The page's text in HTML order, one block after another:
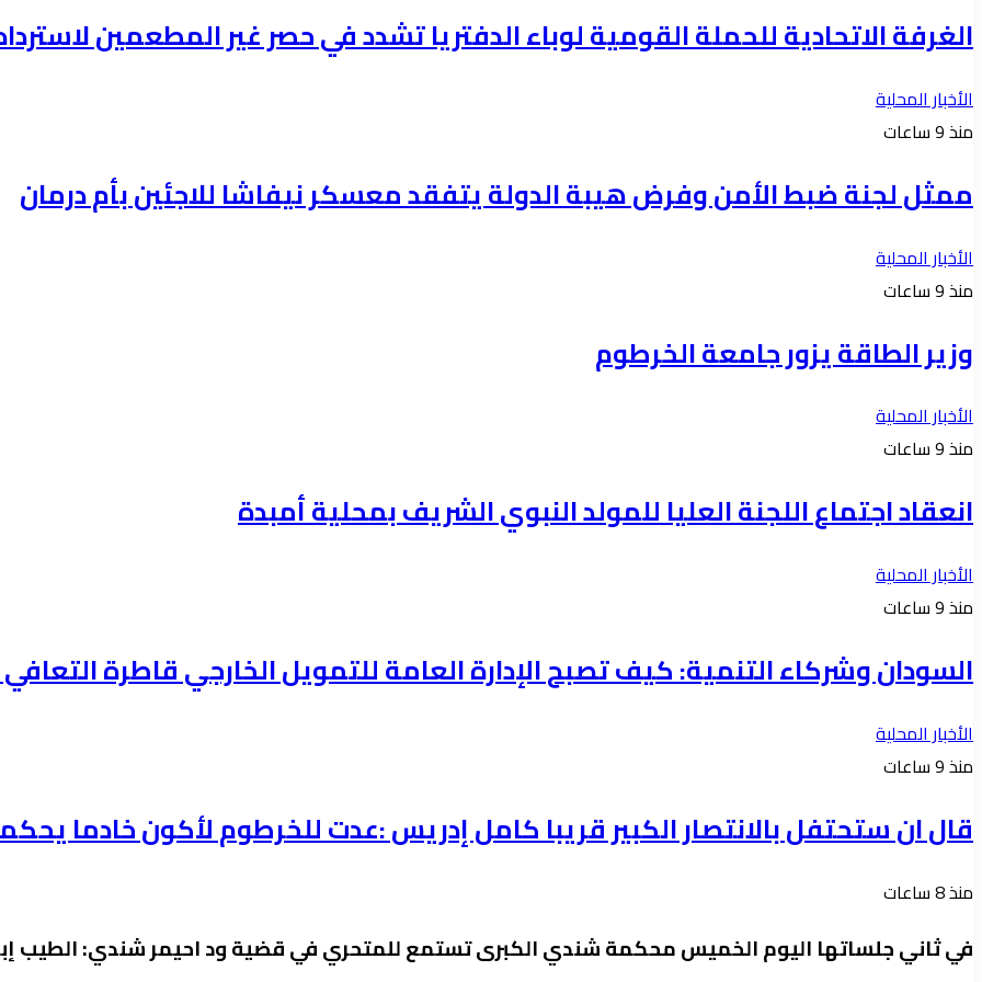
الغرفة الاتحادية للحملة القومية لوباء الدفتريا تشدد في حصر غير المطعمين
الأخبار المحلية
منذ 9 ساعات
ممثل لجنة ضبط الأمن وفرض هيبة الدولة يتفقد معسكر نيفاشا للاجئين بأم درمان
الأخبار المحلية
منذ 9 ساعات
وزير الطاقة يزور جامعة الخرطوم
الأخبار المحلية
منذ 9 ساعات
انعقاد اجتماع اللجنة العليا للمولد النبوي الشريف بمحلية أمبدة
الأخبار المحلية
منذ 9 ساعات
السودان وشركاء التنمية: كيف تصبح الإدارة العامة للتمويل الخارجي قاطرة التعافي
الأخبار المحلية
منذ 9 ساعات
قال ان ستحتفل بالانتصار الكبير قريبا كامل إدريس :عدت للخرطوم لأكون خادما
منذ 8 ساعات
في ثاني جلساتها اليوم الخميس محكمة شندي الكبرى تستمع للمتحري في قضية ود احيمر شندي: الطيب